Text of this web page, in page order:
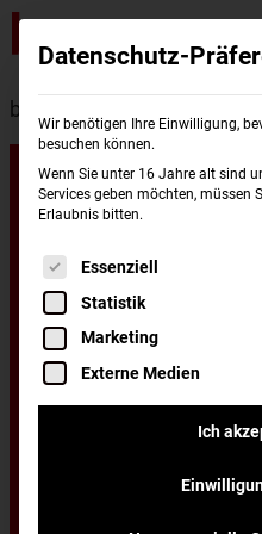
burgerme
Unsere
Du wohnst in
Datenschutz-
Wir benötigen Ihre Einwilligung,
besuchen können.
Wenn Sie unter 16 Jahre alt sind
Services geben möchten, müssen
Erlaubnis bitten.
Es folgt eine Liste
Essenziell
Statistik
Marketing
Externe Medien
Ich